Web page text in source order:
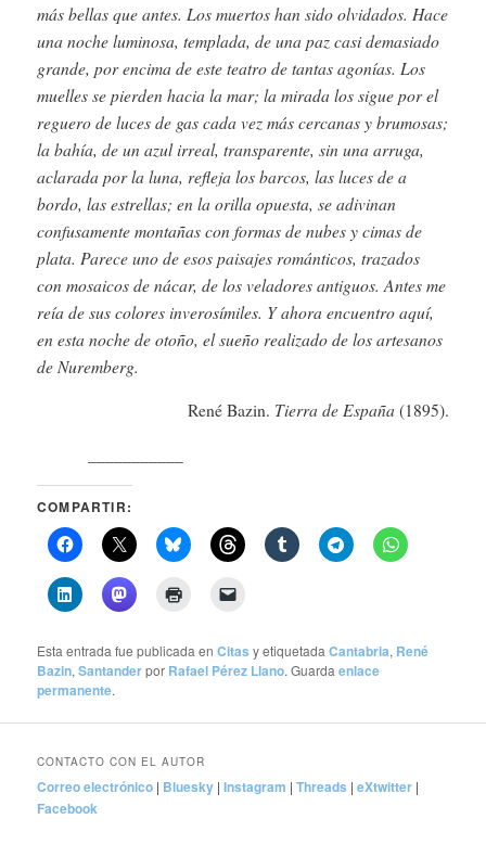
más bellas que antes. Los muertos han sido olvidados. Hace
una noche luminosa, templada, de una paz casi demasiado
grande, por encima de este teatro de tantas agonías. Los
muelles se pierden hacia la mar; la mirada los sigue por el
reguero de luces de gas cada vez más cercanas y brumosas;
la bahía, de un azul irreal, transparente, sin una arruga,
aclarada por la luna, refleja los barcos, las luces de a
bordo, las estrellas; en la orilla opuesta, se adivinan
confusamente montañas con formas de nubes y cimas de
plata. Parece uno de esos paisajes románticos, trazados
con mosaicos de nácar, de los veladores antiguos. Antes me
reía de sus colores inverosímiles. Y ahora encuentro aquí,
en esta noche de otoño, el sueño realizado de los artesanos
de Nuremberg.
René Bazin. Tierra de España(1895).
COMPARTIR:
Esta entrada fue publicada enCitas y etiquetadaCantabria, René
Bazin,Santanderpor Rafael Pérez Llano. Guardaenlace
permanente.
CONTACTO CON EL AUTOR
Correo electrónico | Bluesky |Instagram |Threads |eXtwitter |
Facebook